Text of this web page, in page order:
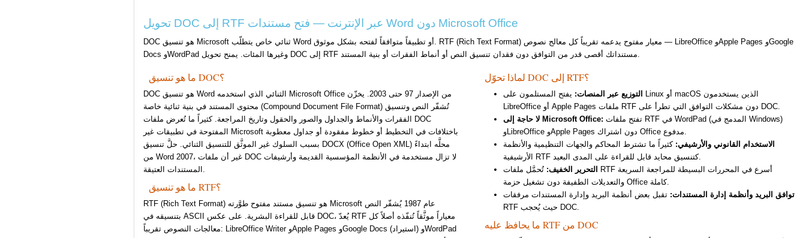
تحويل DOC إلى RTF عبر الإنترنت — فتح مستندات Word دون Microsoft Office
DOC هو تنسيق Microsoft ثنائي خاص يتطلّب Word أو تطبيقاً متوافقاً لفتحه بشكل موثوق. RTF (Rich Text Format) معيار مفتوح يدعمه تقريباً كل معالج نصوص — LibreOffice وApple Pages وGoogle
ما هو تنسيق DOC؟
DOC هو تنسيق Word الثنائي الذي استخدمه Microsoft Office من الإصدار 97 حتى 2003. يخزّن
محتوى المستند في بنية ثنائية خاصة (Compound Document File Format) تُشفّر النص وتنسيق
الفقرات والأنماط والجداول والصور والحقول وتاريخ المراجعة. كثيراً ما تُعرض ملفات DOC
المفتوحة في تطبيقات غير Microsoft باختلافات في التخطيط أو خطوط مفقودة أو جداول معطوبة
بسبب السلوك غير الموثَّق للتنسيق الثنائي. حلَّ تنسيق DOCX (Office Open XML) محلَّه ابتداءً
من Word 2007، غير أن ملفات DOC لا تزال مستخدمة في الأنظمة المؤسسية القديمة وأرشيفات
ما هو تنسيق RTF؟
RTF (Rich Text Format) هو تنسيق مستند مفتوح طوَّرته Microsoft عام 1987 يُشفّر النص
بتنسيقه في ASCII قابل للقراءة البشرية. على عكس DOC، يُعدّ RTF معياراً موثَّقاً تُنفّذه أصلاً كل
معالجات النصوص تقريباً: LibreOffice Writer وApple Pages وGoogle Docs (استيراد) وWordPad
لماذا تحوّل DOC إلى RTF؟
التوزيع عبر المنصات: يفتح المستلمون على Linux أو macOS الذين يستخدمون
LibreOffice أو Apple Pages ملفات RTF دون مشكلات التوافق التي تطرأ على DOC.
لا حاجة إلى Microsoft Office:
الاستخدام القانوني والأرشيفي: كثيراً ما تشترط المحاكم والجهات التنظيمية والأنظمة
الأرشيفية RTF كتنسيق محايد قابل للقراءة على المدى البعيد.
التحرير الخفيف: تُحمَّل ملفات RTF أسرع في المحررات البسيطة للمراجعة السريعة
والتعديلات الطفيفة دون تشغيل حزمة Office كاملة.
توافق البريد وأنظمة إدارة المستندات: تقبل بعض أنظمة البريد وإدارة المستندات مرفقات
RTF حيث يُحجب DOC.
ما يحافظ عليه RTF من DOC